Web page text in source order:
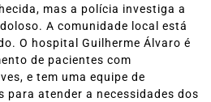
mas a polícia investiga a
A comunidade local está
O hospital Guilherme Álvaro é
de pacientes com
e tem uma equipe de
para atender a necessidades dos